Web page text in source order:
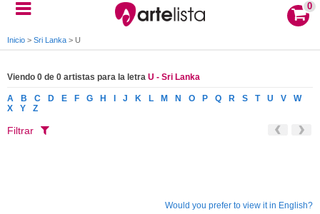
0
Inicio > Sri Lanka > U
Viendo 0 de 0 artistas para la letra U - Sri Lanka
A B C D E F G H J K L M N O P Q R S T U V
W
X
Y Z
Filtrar
Would you prefer to view it in English?